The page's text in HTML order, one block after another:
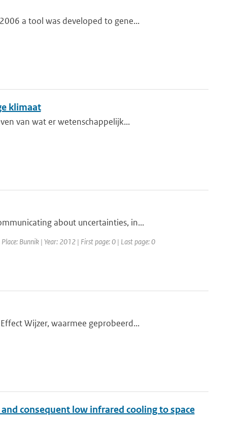
a tool was developed to gene...
klimaat
van wat er wetenschappelijk...
about uncertainties, in...
Bunnik | Year: 2012 | First page: 0 | Last page: 0
Wijzer, waarmee geprobeerd...
consequent low infrared cooling to space